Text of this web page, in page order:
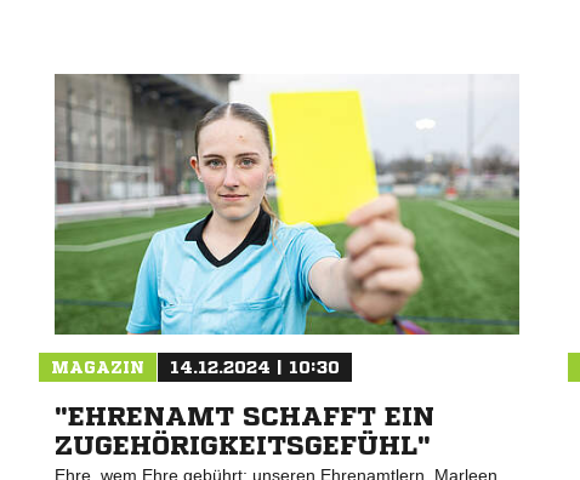
MAGAZIN 14.12.2024 | 10:30
"EHRENAMT SCHAFFT EIN
ZUGEHÖRIGKEITSGEFÜHL"
Ehre, wem Ehre gebührt: unseren Ehrenamtlern. Marleen